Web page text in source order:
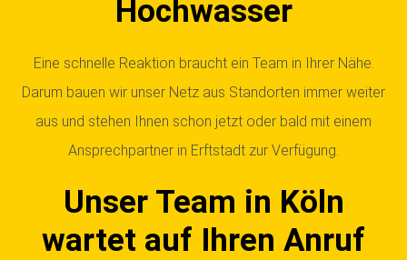
Hochwasser
Eine schnelle Reaktion braucht ein Team in Ihrer Nähe.
Darum bauen wir unser Netz aus Standorten immer weiter
aus und stehen Ihnen schon jetzt oder bald mit einem
Ansprechpartner in Erftstadt zur Verfügung.
Unser Team in Köln
wartet auf Ihren Anruf